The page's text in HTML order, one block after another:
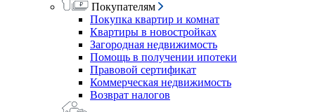
Покупателям
Покупка квартир и комнат
Квартиры в новостройках
Загородная недвижимость
Помощь в получении ипотеки
Правовой сертификат
Коммерческая недвижимость
Возврат налогов